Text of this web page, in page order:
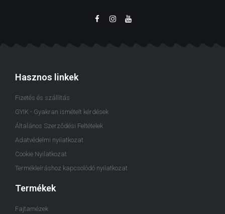
Hasznos linkek
Fizetés és szállítás
GYIK - Gyakran ismételt kérdések
Általános Szerződési Feltételek
Adatvédelmi nyilatkozat
Cookie Nyilatkozat
Termékleíráshoz kapcsolódó nyilatkozat
Termékek
Fajtamézek